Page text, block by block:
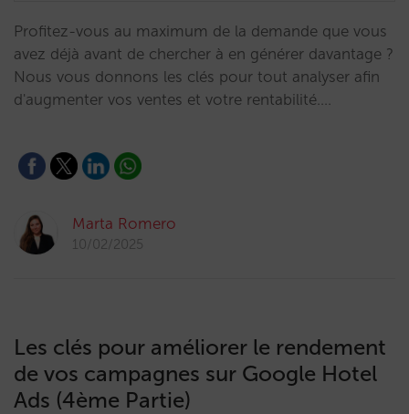
Profitez-vous au maximum de la demande que vous
avez déjà avant de chercher à en générer davantage ?
Nous vous donnons les clés pour tout analyser afin
d'augmenter vos ventes et votre rentabilité.…
Marta Romero
10/02/2025
Les clés pour améliorer le rendement
de vos campagnes sur Google Hotel
Ads (4ème Partie)